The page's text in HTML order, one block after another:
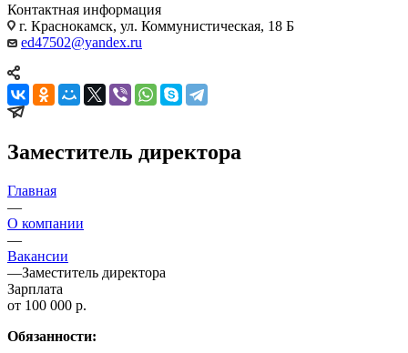
Контактная информация
г. Краснокамск, ул. Коммунистическая, 18 Б
ed47502@yandex.ru
Заместитель директора
Главная
—
О компании
—
Вакансии
—Заместитель директора
Зарплата
от 100 000 р.
Обязанности: